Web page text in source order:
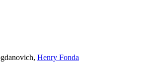
, Henry Fonda